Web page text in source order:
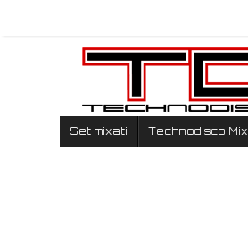
Set mixati Technodisco Mix